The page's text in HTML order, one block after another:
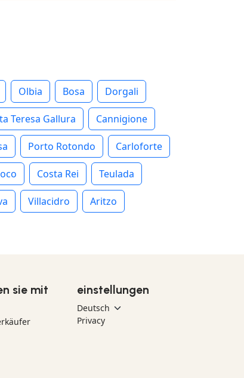
Olbia Bosa Dorgali
Teresa Gallura Cannigione
Porto Rotondo Carloforte
Costa Rei Teulada
Villacidro Aritzo
sie mit
einstellungen
Privacy